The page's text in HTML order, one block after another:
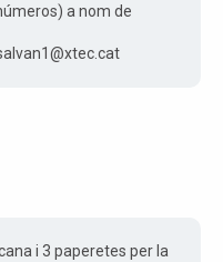
a nom de
i 3 paperetes per la